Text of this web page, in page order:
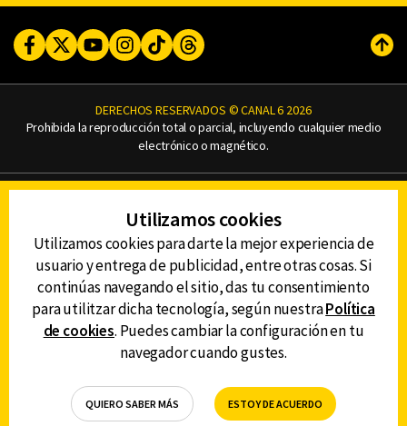
FacebookTwitterYoutubeInstagram
TikTokThreads
DERECHOS RESERVADOS © CANAL 6 2026
Prohibida la reproducción total o parcial, incluyendo cualquier medio
electrónico o magnético.
AVISO DE PRIVACIDAD
DEFENSORÍA DE LAS AUDIENCIAS
DESCARGA LA APP DE CANAL 6
Utilizamos cookies
Utilizamos cookies para darte la mejor experiencia de
usuario y entrega de publicidad, entre otras cosas. Si
continúas navegando el sitio, das tu consentimiento
para utilitzar dicha tecnología, según nuestraPolítica
de cookies. Puedes cambiar la configuración en tu
navegador cuando gustes.
QUIERO SABER MÁS ESTOY DE ACUERDO